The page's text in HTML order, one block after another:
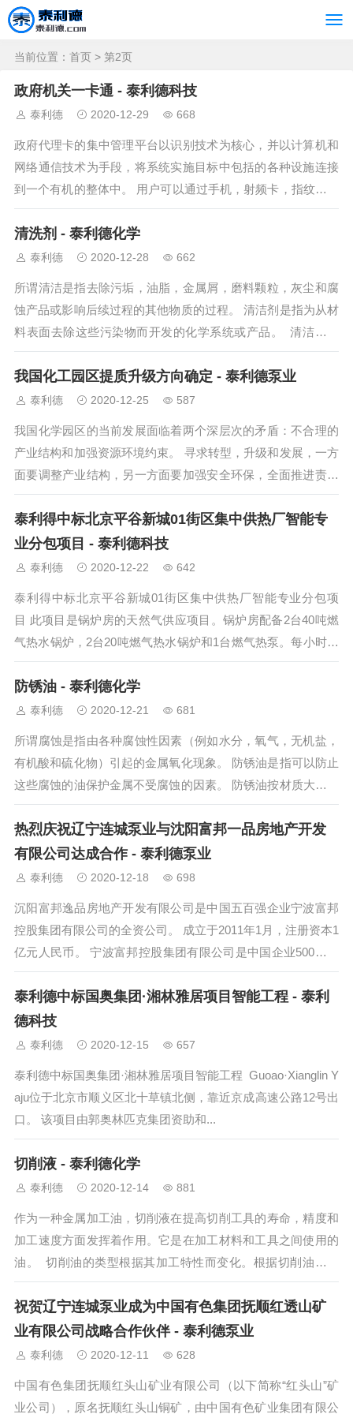
当前位置： 首页 > 第2页
政府机关一卡通 - 泰利德科技
泰利德 2020-12-29 668
政府代理卡的集中管理平台以识别技术为核心，并以计算机和
网络通信技术为手段，将系统实施目标中包括的各种设施连接
到一个有机的整体中。 用户可以通过手机，射频卡，指纹或密
码等识别方法来完成各种活动...
清洗剂 - 泰利德化学
泰利德 2020-12-28 662
所谓清洁是指去除污垢，油脂，金属屑，磨料颗粒，灰尘和腐
蚀产品或影响后续过程的其他物质的过程。 清洁剂是指为从材
料表面去除这些污染物而开发的化学系统或产品。 清洁剂可
分为...
我国化工园区提质升级方向确定 - 泰利德泵业
泰利德 2020-12-25 587
我国化学园区的当前发展面临着两个深层次的矛盾：不合理的
产业结构和加强资源环境约束。 寻求转型，升级和发展，一方
面要调整产业结构，另一方面要加强安全环保，全面推进责任
关怀。 在5月2...
泰利得中标北京平谷新城01街区集中供热厂智能专
业分包项目 - 泰利德科技
泰利德 2020-12-22 642
泰利得中标北京平谷新城01街区集中供热厂智能专业分包项
目 此项目是锅炉房的天然气供应项目。锅炉房配备2台40吨燃
气热水锅炉，2台20吨燃气热水锅炉和1台燃气热泵。每小时总
耗气量为10,410...
防锈油 - 泰利德化学
泰利德 2020-12-21 681
所谓腐蚀是指由各种腐蚀性因素（例如水分，氧气，无机盐，
有机酸和硫化物）引起的金属氧化现象。 防锈油是指可以防止
这些腐蚀的油保护金属不受腐蚀的因素。 防锈油按材质大致可
分为溶剂稀释型...
热烈庆祝辽宁连城泵业与沈阳富邦一品房地产开发
有限公司达成合作 - 泰利德泵业
泰利德 2020-12-18 698
沉阳富邦逸品房地产开发有限公司是中国五百强企业宁波富邦
控股集团有限公司的全资公司。 成立于2011年1月，注册资本1
亿元人民币。 宁波富邦控股集团有限公司是中国企业500强之
一，是...
泰利德中标国奥集团·湘林雅居项目智能工程 - 泰利
德科技
泰利德 2020-12-15 657
泰利德中标国奥集团·湘林雅居项目智能工程 Guoao·Xianglin Y
aju位于北京市顺义区北十草镇北侧，靠近京成高速公路12号出
口。 该项目由郭奥林匹克集团资助和...
切削液 - 泰利德化学
泰利德 2020-12-14 881
作为一种金属加工油，切削液在提高切削工具的寿命，精度和
加工速度方面发挥着作用。它是在加工材料和工具之间使用的
油。 切削油的类型根据其加工特性而变化。根据切削油的加
工条件和特性，我...
祝贺辽宁连城泵业成为中国有色集团抚顺红透山矿
业有限公司战略合作伙伴 - 泰利德泵业
泰利德 2020-12-11 628
中国有色集团抚顺红头山矿业有限公司（以下简称“红头山”矿
业公司），原名抚顺红头山铜矿，由中国有色矿业集团有限公